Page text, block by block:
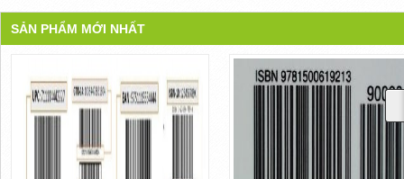
SẢN PHẨM MỚI NHẤT